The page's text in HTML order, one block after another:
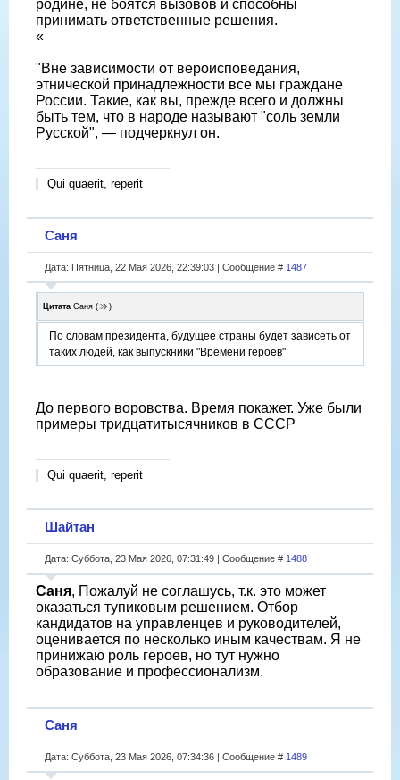
родине, не боятся вызовов и способны
принимать ответственные решения.
«
"Вне зависимости от вероисповедания,
этнической принадлежности все мы граждане
России. Такие, как вы, прежде всего и должны
быть тем, что в народе называют "соль земли
Русской", — подчеркнул он.
Qui quaerit, reperit
Саня
Дата: Пятница, 22 Мая 2026, 22:39:03 | Сообщение # 1487
Цитата Саня ( )
По словам президента, будущее страны будет зависеть от
таких людей, как выпускники "Времени героев"
До первого воровства. Время покажет. Уже были
примеры тридцатитысячников в СССР
Qui quaerit, reperit
Шайтан
Дата: Суббота, 23 Мая 2026, 07:31:49 | Сообщение # 1488
Саня, Пожалуй не соглашусь, т.к. это может
оказаться тупиковым решением. Отбор
кандидатов на управленцев и руководителей,
оценивается по несколько иным качествам. Я не
принижаю роль героев, но тут нужно
образование и профессионализм.
Саня
Дата: Суббота, 23 Мая 2026, 07:34:36 | Сообщение # 1489